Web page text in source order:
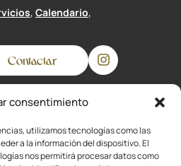
consentimiento
utilizamos tecnologías como las
a la información del dispositivo. El
nos permitirá procesar datos como
, Calendario,
Contactar